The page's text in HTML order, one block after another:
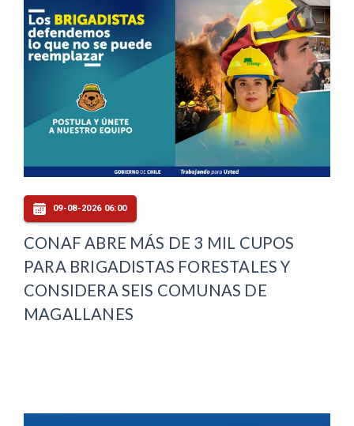
09-08-2026 06:00
CONAF ABRE MÁS DE 3 MIL CUPOS
PARA BRIGADISTAS FORESTALES Y
CONSIDERA SEIS COMUNAS DE
MAGALLANES